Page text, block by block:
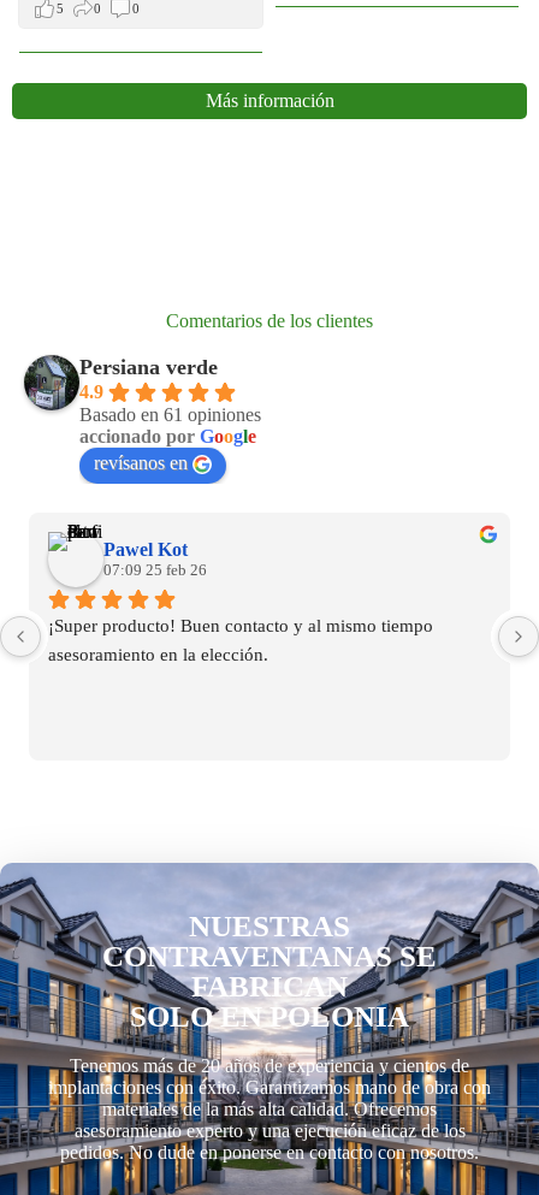
5 0 0
Más información
Comentarios de los clientes
Persiana verde
4.9
Basado en 61 opiniones
accionado por Google
revísanos en
Pawel Kot
07:09 25 feb 26
¡Super producto! Buen contacto y al mismo tiempo
asesoramiento en la elección.
NUESTRAS
CONTRAVENTANAS SE
FABRICAN
SOLO EN POLONIA
Tenemos más de 20 años de experiencia y cientos de
implantaciones con éxito. Garantizamos mano de obra con
materiales de la más alta calidad. Ofrecemos
asesoramiento experto y una ejecución eficaz de los
pedidos. No dude en ponerse en contacto con nosotros.